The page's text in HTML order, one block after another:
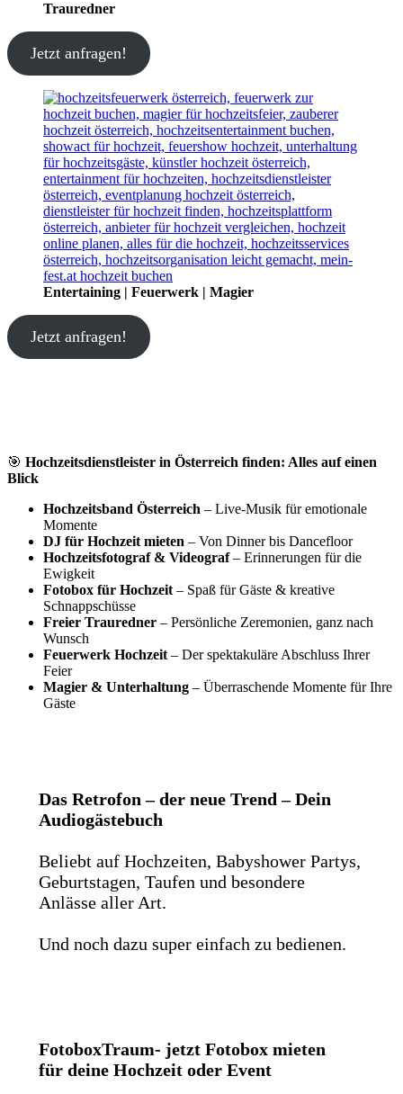
Trauredner
Jetzt anfragen!
Entertaining | Feuerwerk | Magier
Jetzt anfragen!
🎯 Hochzeitsdienstleister in Österreich finden: Alles auf einen
Blick
Hochzeitsband Österreich – Live-Musik für emotionale
Momente
DJ für Hochzeit mieten – Von Dinner bis Dancefloor
Hochzeitsfotograf & Videograf– Erinnerungen für die
Ewigkeit
Fotobox für Hochzeit – Spaß für Gäste & kreative
Schnappschüsse
Freier Trauredner – Persönliche Zeremonien, ganz nach
Wunsch
Feuerwerk Hochzeit – Der spektakuläre Abschluss Ihrer
Feier
Magier & Unterhaltung – Überraschende Momente für Ihre
Gäste
Das Retrofon – der neue Trend – Dein
Audiogästebuch
Beliebt auf Hochzeiten, Babyshower Partys,
Geburtstagen, Taufen und besondere
Anlässe aller Art.
Und noch dazu super einfach zu bedienen.
FotoboxTraum- jetzt Fotobox mieten
für deine Hochzeit oder Event